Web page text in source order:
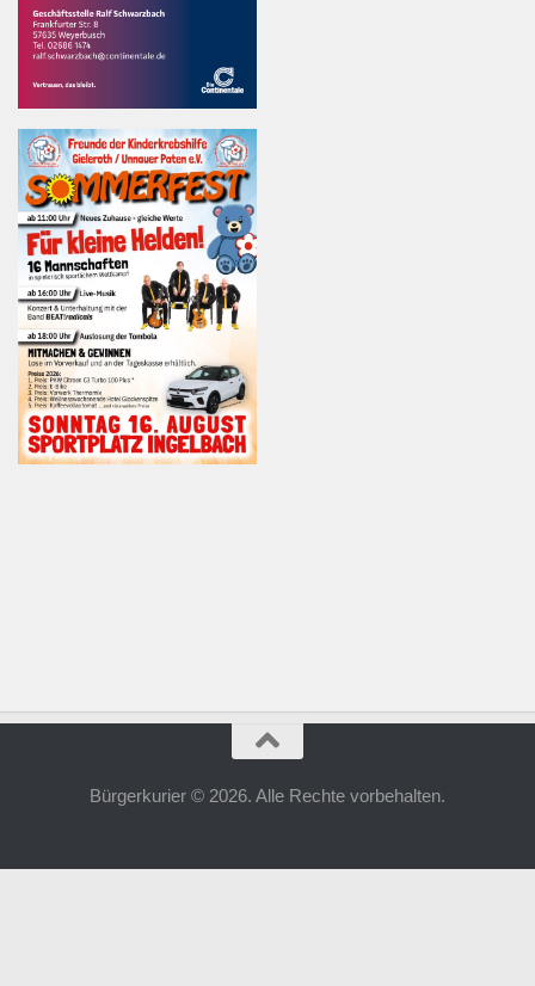
Bürgerkurier © 2026. Alle Rechte vorbehalten.